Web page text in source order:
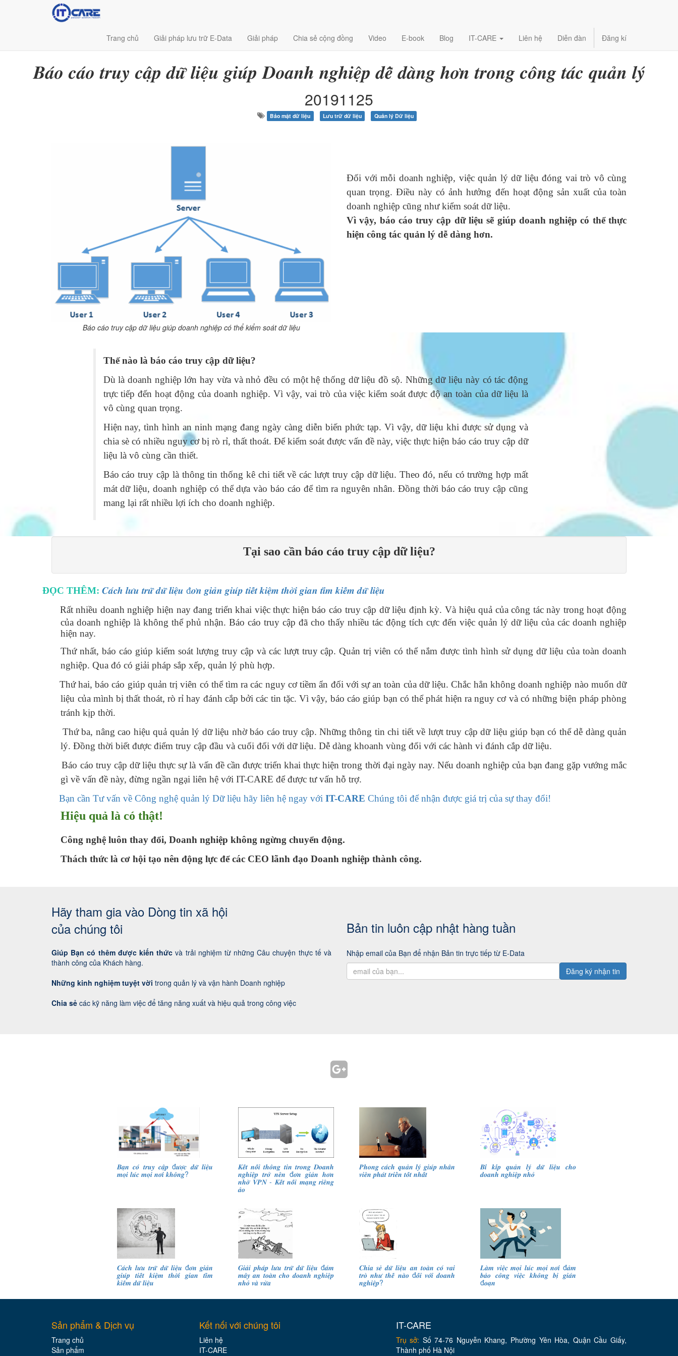
Trang chủ Giải pháp lưu trữ E-Data Giải pháp Chia sẻ cộng đồng Video E-book Blog IT-CARE Liên hệ Diễn đàn Đăng kí
𝑩𝒂́𝒐 𝒄𝒂́𝒐 𝒕𝒓𝒖𝒚 𝒄𝒂̣̂𝒑 𝒅𝒖̛̃ 𝒍𝒊𝒆̣̂𝒖 𝒈𝒊𝒖́𝒑 𝑫𝒐𝒂𝒏𝒉 𝒏𝒈𝒉𝒊𝒆̣̂𝒑 𝒅𝒆̂̃ 𝒅𝒂̀𝒏𝒈 𝒉𝒐̛𝒏 𝒕𝒓𝒐𝒏𝒈 𝒄𝒐̂𝒏𝒈 𝒕𝒂́𝒄 𝒒𝒖𝒂̉𝒏 𝒍𝒚́
20191125
Bảo mật dữ liệu Lưu trữ dữ liệu Quản lý Dữ liệu
Báo cáo truy cập dữ liệu giúp doanh nghiệp có thể kiểm soát dữ liệu
Đối với mỗi doanh nghiệp, việc quản lý dữ liệu đóng vai trò vô cùng
quan trọng. Điều này có ảnh hưởng đến hoạt động sản xuất của toàn
doanh nghiệp cũng như kiểm soát dữ liệu.
Vì vậy, báo cáo truy cập dữ liệu sẽ giúp doanh nghiệp có thể thực
hiện công tác quản lý dễ dàng hơn.
Thế nào là báo cáo truy cập dữ liệu?
Dù là doanh nghiệp lớn hay vừa và nhỏ đều có một hệ thống dữ liệu đồ sộ. Những dữ liệu này có tác động
trực tiếp đến hoạt động của doanh nghiệp. Vì vậy, vai trò của việc kiểm soát được độ an toàn của dữ liệu là
vô cùng quan trọng.
Hiện nay, tình hình an ninh mạng đang ngày càng diễn biến phức tạp. Vì vậy, dữ liệu khi được sử dụng và
chia sè có nhiều nguy cơ bị rò rỉ, thất thoát. Để kiểm soát được vấn đề này, việc thực hiện báo cáo truy cập dữ
liệu là vô cùng cần thiết.
Báo cáo truy cập là thông tin thống kê chi tiết về các lượt truy cập dữ liệu. Theo đó, nếu có trường hợp mất
mát dữ liệu, doanh nghiệp có thể dựa vào báo cáo để tìm ra nguyên nhân. Đồng thời báo cáo truy cập cũng
mang lại rất nhiều lợi ích cho doanh nghiệp.
Tại sao cần báo cáo truy cập dữ liệu?
ĐỌC THÊM: 𝑪𝒂́𝒄𝒉 𝒍𝒖̛𝒖 𝒕𝒓𝒖̛̃ 𝒅𝒖̛̃ 𝒍𝒊𝒆̣̂𝒖 đ𝒐̛𝒏 𝒈𝒊𝒂̉𝒏 𝒈𝒊𝒖́𝒑 𝒕𝒊𝒆̂́𝒕 𝒌𝒊𝒆̣̂𝒎 𝒕𝒉𝒐̛̀𝒊 𝒈𝒊𝒂𝒏 𝒕𝒊̀𝒎 𝒌𝒊𝒆̂́𝒎 𝒅𝒖̛̃ 𝒍𝒊𝒆̣̂𝒖
Rất nhiều doanh nghiệp hiện nay đang triển khai việc thực hiện báo cáo truy cập dữ liệu định kỳ. Và hiệu quả của công tác này trong hoạt động
của doanh nghiệp là không thể phủ nhận. Báo cáo truy cập đã cho thấy nhiều tác động tích cực đến việc quản lý dữ liệu của các doanh nghiệp
hiện nay.
Thứ nhất, báo cáo giúp kiểm soát lượng truy cập và các lượt truy cập. Quản trị viên có thể nắm được tình hình sử dụng dữ liệu của toàn doanh
nghiệp. Qua đó có giải pháp sắp xếp, quản lý phù hợp.
Thứ hai, báo cáo giúp quản trị viên có thể tìm ra các nguy cơ tiềm ẩn đối với sự an toàn của dữ liệu. Chắc hẳn không doanh nghiệp nào muốn dữ
liệu của mình bị thất thoát, rò rỉ hay đánh cắp bởi các tin tặc. Vì vậy, báo cáo giúp bạn có thể phát hiện ra nguy cơ và có những biện pháp phòng
tránh kịp thời.
Thứ ba, nâng cao hiệu quả quản lý dữ liệu nhờ báo cáo truy cập. Những thông tin chi tiết về lượt truy cập dữ liệu giúp bạn có thể dễ dàng quản
lý. Đồng thời biết được điểm truy cập đầu và cuối đối với dữ liệu. Dễ dàng khoanh vùng đối với các hành vi đánh cắp dữ liệu.
Báo cáo truy cập dữ liệu thực sự là vấn đề cần được triển khai thực hiện trong thời đại ngày nay. Nếu doanh nghiệp của bạn đang gặp vướng mắc
gì về vấn đề này, đừng ngần ngại liên hệ với IT-CARE để được tư vấn hỗ trợ.
Bạn cần Tư vấn về Công nghệ quản lý Dữ liệu hãy liên hệ ngay với IT-CARE Chúng tôi để nhận được giá trị của sự thay đổi!
Hiệu quả là có thật!
Công nghệ luôn thay đổi, Doanh nghiệp không ngừng chuyển động.
Thách thức là cơ hội tạo nên động lực để các CEO lãnh đạo Doanh nghiệp thành công.
Hãy tham gia vào Dòng tin xã hội
của chúng tôi
Giúp Bạn có thêm được kiến thức và trải nghiệm từ những Câu chuyện thực tế và
thành công của Khách hàng.
Những kinh nghiệm tuyệt vời trong quản lý và vận hành Doanh nghiệp
Chia sẻ các kỹ năng làm việc để tăng năng xuất và hiệu quả trong công việc
Bản tin luôn cập nhật hàng tuần
Nhập email của Bạn để nhận Bản tin trực tiếp từ E-Data
Đăng ký nhận tin
𝑩𝒂̣𝒏 𝒄𝒐́ 𝒕𝒓𝒖𝒚 𝒄𝒂̣̂𝒑 đ𝒖̛𝒐̛̣𝒄 𝒅𝒖̛̃ 𝒍𝒊𝒆̣̂𝒖
𝒎𝒐̣𝒊 𝒍𝒖́𝒄 𝒎𝒐̣𝒊 𝒏𝒐̛𝒊 𝒌𝒉𝒐̂𝒏𝒈?
𝑲𝒆̂́𝒕 𝒏𝒐̂́𝒊 𝒕𝒉𝒐̂𝒏𝒈 𝒕𝒊𝒏 𝒕𝒓𝒐𝒏𝒈 𝑫𝒐𝒂𝒏𝒉
𝒏𝒈𝒉𝒊𝒆̣̂𝒑 𝒕𝒓𝒐̛̉ 𝒏𝒆̂𝒏 đ𝒐̛𝒏 𝒈𝒊𝒂̉𝒏 𝒉𝒐̛𝒏
𝒏𝒉𝒐̛̀ 𝑽𝑷𝑵 - 𝑲𝒆̂́𝒕 𝒏𝒐̂́𝒊 𝒎𝒂̣𝒏𝒈 𝒓𝒊𝒆̂𝒏𝒈
𝒂̉𝒐
𝑷𝒉𝒐𝒏𝒈 𝒄𝒂́𝒄𝒉 𝒒𝒖𝒂̉𝒏 𝒍𝒚́ 𝒈𝒊𝒖́𝒑 𝒏𝒉𝒂̂𝒏
𝒗𝒊𝒆̂𝒏 𝒑𝒉𝒂́𝒕 𝒕𝒓𝒊𝒆̂̉𝒏 𝒕𝒐̂́𝒕 𝒏𝒉𝒂̂́𝒕
𝑩𝒊́ 𝒌𝒊́𝒑 𝒒𝒖𝒂̉𝒏 𝒍𝒚́ 𝒅𝒖̛̃ 𝒍𝒊𝒆̣̂𝒖 𝒄𝒉𝒐
𝒅𝒐𝒂𝒏𝒉 𝒏𝒈𝒉𝒊𝒆̣̂𝒑 𝒏𝒉𝒐̉
𝑪𝒂́𝒄𝒉 𝒍𝒖̛𝒖 𝒕𝒓𝒖̛̃ 𝒅𝒖̛̃ 𝒍𝒊𝒆̣̂𝒖 đ𝒐̛𝒏 𝒈𝒊𝒂̉𝒏
𝒈𝒊𝒖́𝒑 𝒕𝒊𝒆̂́𝒕 𝒌𝒊𝒆̣̂𝒎 𝒕𝒉𝒐̛̀𝒊 𝒈𝒊𝒂𝒏 𝒕𝒊̀𝒎
𝒌𝒊𝒆̂́𝒎 𝒅𝒖̛̃ 𝒍𝒊𝒆̣̂𝒖
𝑮𝒊𝒂̉𝒊 𝒑𝒉𝒂́𝒑 𝒍𝒖̛𝒖 𝒕𝒓𝒖̛̃ 𝒅𝒖̛̃ 𝒍𝒊𝒆̣̂𝒖 đ𝒂́𝒎
𝒎𝒂̂𝒚 𝒂𝒏 𝒕𝒐𝒂̀𝒏 𝒄𝒉𝒐 𝒅𝒐𝒂𝒏𝒉 𝒏𝒈𝒉𝒊𝒆̣̂𝒑
𝒏𝒉𝒐̉ 𝒗𝒂̀ 𝒗𝒖̛̀𝒂
𝑪𝒉𝒊𝒂 𝒔𝒆̉ 𝒅𝒖̛̃ 𝒍𝒊𝒆̣̂𝒖 𝒂𝒏 𝒕𝒐𝒂̀𝒏 𝒄𝒐́ 𝒗𝒂𝒊
𝒕𝒓𝒐̀ 𝒏𝒉𝒖̛ 𝒕𝒉𝒆̂́ 𝒏𝒂̀𝒐 đ𝒐̂́𝒊 𝒗𝒐̛́𝒊 𝒅𝒐𝒂𝒏𝒉
𝒏𝒈𝒉𝒊𝒆̣̂𝒑?
𝑳𝒂̀𝒎 𝒗𝒊𝒆̣̂𝒄 𝒎𝒐̣𝒊 𝒍𝒖́𝒄 𝒎𝒐̣𝒊 𝒏𝒐̛𝒊 đ𝒂̉𝒎
𝒃𝒂̉𝒐 𝒄𝒐̂𝒏𝒈 𝒗𝒊𝒆̣̂𝒄 𝒌𝒉𝒐̂𝒏𝒈 𝒃𝒊̣ 𝒈𝒊𝒂́𝒏
đ𝒐𝒂̣𝒏
Sản phẩm & Dịch vụ
Trang chủ
Sản phẩm
Kết nối với chúng tôi
Liên hệ
IT-CARE
IT-CARE
Trụ sở: Số 74-76 Nguyễn Khang, Phường Yên Hòa, Quận Cầu Giấy,
Thành phố Hà Nội